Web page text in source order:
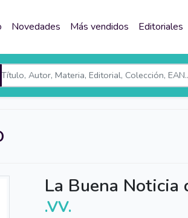
Novedades Más vendidos Editoriales
La Buena Noticia
.VV.